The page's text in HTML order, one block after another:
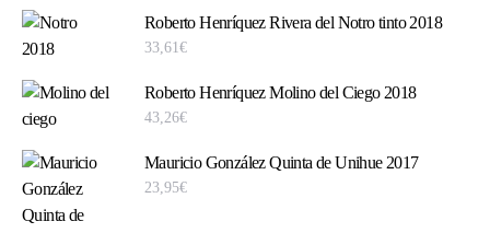
Roberto Henríquez Rivera del Notro tinto 2018
33,61€
Roberto Henríquez Molino del Ciego 2018
43,26€
Mauricio González Quinta de Unihue 2017
23,95€